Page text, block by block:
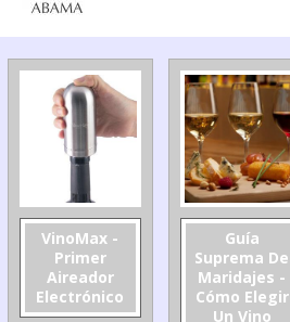
VinoMax -
Primer
Aireador
Electrónico
Guía
Suprema De
Maridajes -
Cómo Elegir
Un Vino